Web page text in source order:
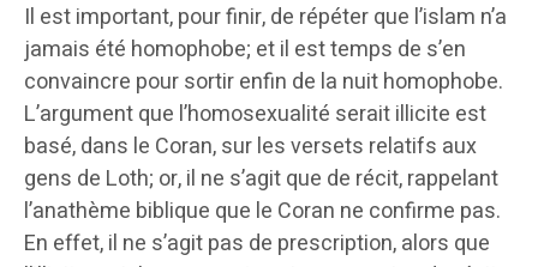
Il est important, pour finir, de répéter que l’islam n’a
jamais été homophobe; et il est temps de s’en
convaincre pour sortir enfin de la nuit homophobe.
L’argument que l’homosexualité serait illicite est
basé, dans le Coran, sur les versets relatifs aux
gens de Loth; or, il ne s’agit que de récit, rappelant
l’anathème biblique que le Coran ne confirme pas.
En effet, il ne s’agit pas de prescription, alors que